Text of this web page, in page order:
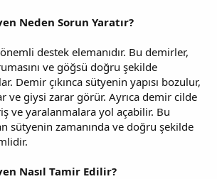
Neden Sorun Yaratır?
destek elemanıdır. Bu demirler,
ve göğsü doğru şekilde
Demir çıkınca sütyenin yapısı bozulur,
ve giysi zarar görür. Ayrıca demir cilde
ve yaralanmalara yol açabilir. Bu
sütyenin zamanında ve doğru şekilde
Nasıl Tamir Edilir?